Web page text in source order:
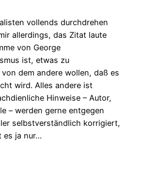
vollends durchdrehen
allerdings, das Zitat laute
von George
ist, etwas zu
dem andere wollen, daß es
wird. Alles andere ist
Hinweise – Autor,
– werden gerne entgegen
selbstverständlich korrigiert,
es ja nur…